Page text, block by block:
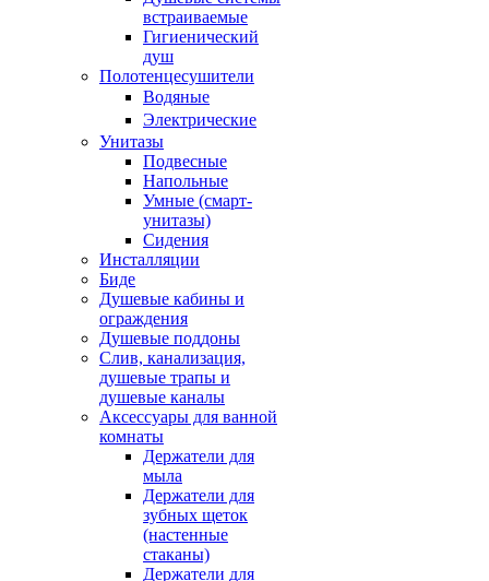
встраиваемые
Гигиенический
душ
Полотенцесушители
ㅤВодяные
ㅤЭлектрические
Унитазы
Подвесные
Напольные
Умные (смарт-
унитазы)
Сидения
Инсталляции
Биде
Душевые кабины и
ограждения
Душевые поддоны
Слив, канализация,
душевые трапы и
душевые каналы
Аксессуары для ванной
комнаты
Держатели для
мыла
Держатели для
зубных щеток
(настенные
стаканы)
Держатели для